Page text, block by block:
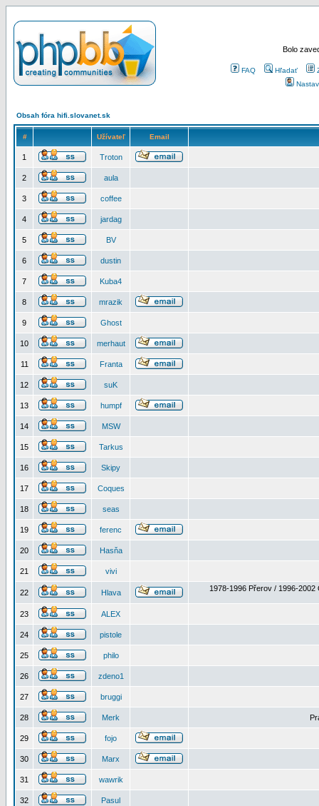
Bolo
FAQ Hľadať
Obsah fóra hifi.slovanet.sk
# Užívateľ Email
1 Troton
2 aula
3 coffee
4 jardag
5 BV
6 dustin
7 Kuba4
8 mrazik
9 Ghost
10 merhaut
11 Franta
12 suK
13 humpf
14 MSW
15 Tarkus
16 Skipy
17 Coques
18 seas
19 ferenc
20 Hasňa
21 vivi
22 Hlava 1978-1996 Přerov / 1996-2002
23 ALEX
24 pistole
25 philo
26 zdeno1
27 bruggi
28 Merk
29 fojo
30 Marx
31 wawrik
32 Pasul